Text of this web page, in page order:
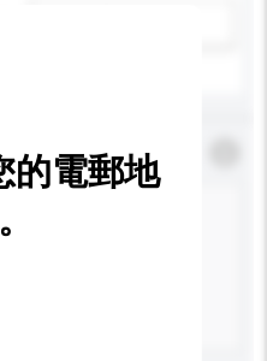
必須填寫
的電郵地